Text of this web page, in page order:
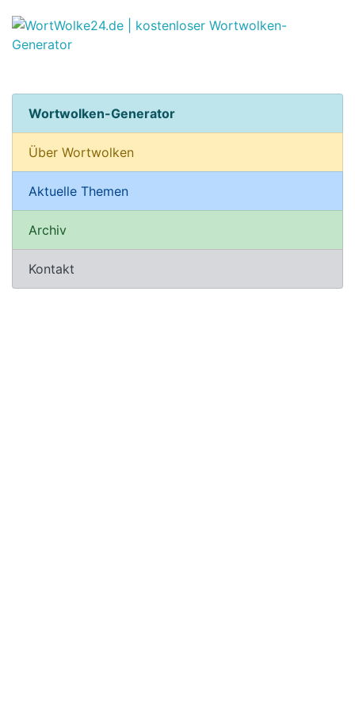
Wortwolken-Generator
Über Wortwolken
Aktuelle Themen
Archiv
Kontakt